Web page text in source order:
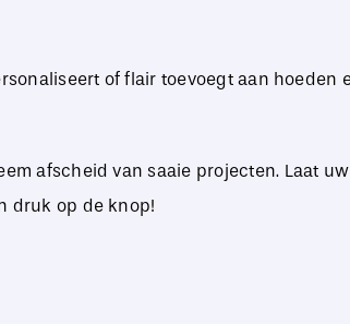
of flair toevoegt aan hoeden
afscheid van saaie projecten. Laat
druk op de knop!